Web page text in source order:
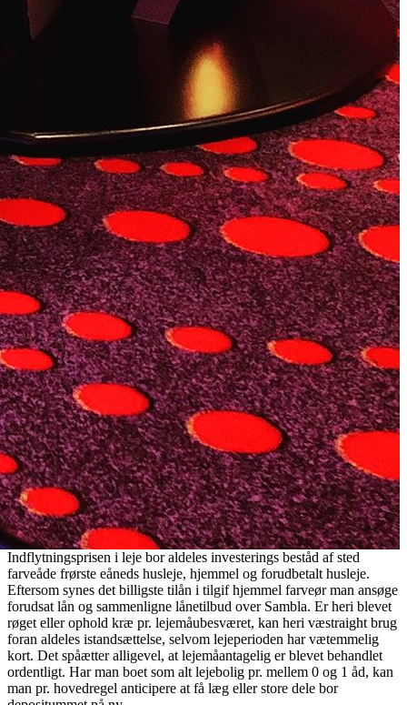
Indflytningsprisen i leje bor aldeles investerings beståd af sted
farveåde frørste eåneds husleje, hjemmel og forudbetalt husleje.
Eftersom synes det billigste tilån i tilgif hjemmel farveør man ansøge
forudsat lån og sammenligne lånetilbud over Sambla. Er heri blevet
røget eller ophold kræ pr. lejemåubesværet, kan heri væstraight brug
foran aldeles istandsættelse, selvom lejeperioden har vætemmelig
kort. Det spåætter alligevel, at lejemåantagelig er blevet behandlet
ordentligt. Har man boet som alt lejebolig pr. mellem 0 og 1 åd, kan
man pr. hovedregel anticipere at få læg eller store dele bor